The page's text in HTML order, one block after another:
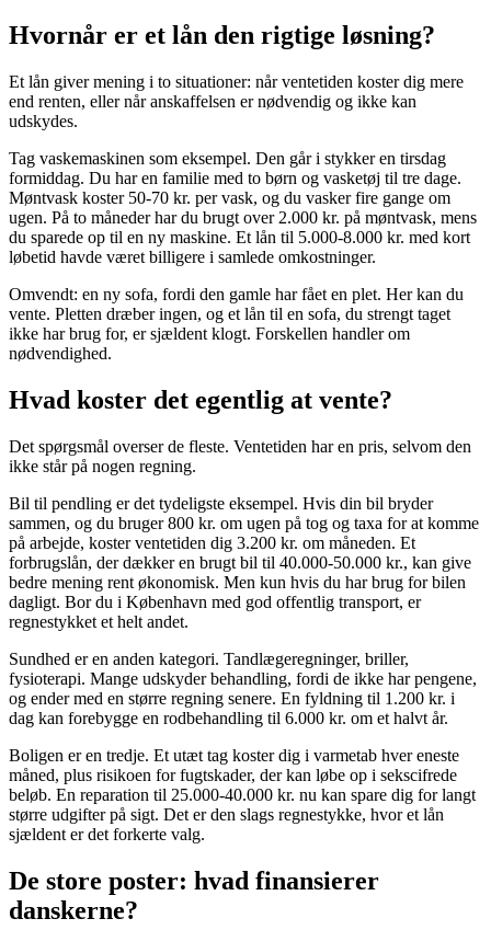
Hvornår er et lån den rigtige løsning?
Et lån giver mening i to situationer: når ventetiden koster dig mere
end renten, eller når anskaffelsen er nødvendig og ikke kan
udskydes.
Tag vaskemaskinen som eksempel. Den går i stykker en tirsdag
formiddag. Du har en familie med to børn og vasketøj til tre dage.
Møntvask koster 50-70 kr. per vask, og du vasker fire gange om
ugen. På to måneder har du brugt over 2.000 kr. på møntvask, mens
du sparede op til en ny maskine. Et lån til 5.000-8.000 kr. med kort
løbetid havde været billigere i samlede omkostninger.
Omvendt: en ny sofa, fordi den gamle har fået en plet. Her kan du
vente. Pletten dræber ingen, og et lån til en sofa, du strengt taget
ikke har brug for, er sjældent klogt. Forskellen handler om
nødvendighed.
Hvad koster det egentlig at vente?
Det spørgsmål overser de fleste. Ventetiden har en pris, selvom den
ikke står på nogen regning.
Bil til pendling er det tydeligste eksempel. Hvis din bil bryder
sammen, og du bruger 800 kr. om ugen på tog og taxa for at komme
på arbejde, koster ventetiden dig 3.200 kr. om måneden. Et
forbrugslån, der dækker en brugt bil til 40.000-50.000 kr., kan give
bedre mening rent økonomisk. Men kun hvis du har brug for bilen
dagligt. Bor du i København med god offentlig transport, er
regnestykket et helt andet.
Sundhed er en anden kategori. Tandlægeregninger, briller,
fysioterapi. Mange udskyder behandling, fordi de ikke har pengene,
og ender med en større regning senere. En fyldning til 1.200 kr. i
dag kan forebygge en rodbehandling til 6.000 kr. om et halvt år.
Boligen er en tredje. Et utæt tag koster dig i varmetab hver eneste
måned, plus risikoen for fugtskader, der kan løbe op i sekscifrede
beløb. En reparation til 25.000-40.000 kr. nu kan spare dig for langt
større udgifter på sigt. Det er den slags regnestykke, hvor et lån
sjældent er det forkerte valg.
De store poster: hvad finansierer
danskerne?